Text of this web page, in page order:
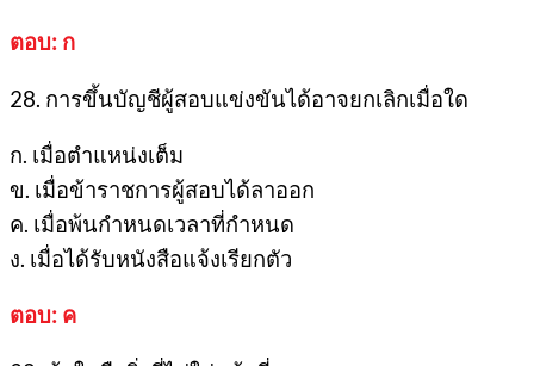
ตอบ: ก
28. การขึ้นบัญชีผู้สอบแข่งขันได้อาจยกเลิกเมื่อใด
ก. เมื่อตำแหน่งเต็ม
ข. เมื่อข้าราชการผู้สอบได้ลาออก
ค. เมื่อพ้นกำหนดเวลาที่กำหนด
ง. เมื่อได้รับหนังสือแจ้งเรียกตัว
ตอบ: ค